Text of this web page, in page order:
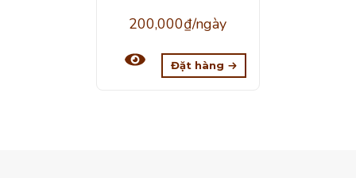
200,000₫/ngày
Đặt hàng